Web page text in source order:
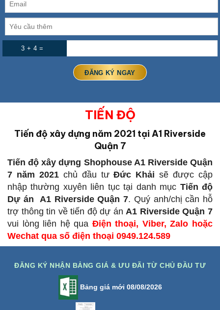
3 + 4 =
TIẾN ĐỘ
Tiến độ xây dựng năm 2021 tại A1 Riverside
Quận 7
Tiến độ xây dựng Shophouse A1 Riverside Quận
7 năm 2021chủ đầu tưĐức Khải sẽ được cập
nhập thường xuyên liên tục tại danh mục Tiến độ
Dự án A1 Riverside Quận 7. Quý anh/chị cần hỗ
trợ thông tin về tiến độ dự ánA1 Riverside Quận 7
vui lòng liên hệ qua Điện thoại, Viber, Zalo hoặc
Wechat qua số điện thoại 0949.124.589
ĐĂNG KÝ NHẬN BẢNG GIÁ & ƯU ĐÃI TỪ CHỦ ĐẦU TƯ
Bảng giá mới 08/08/2026